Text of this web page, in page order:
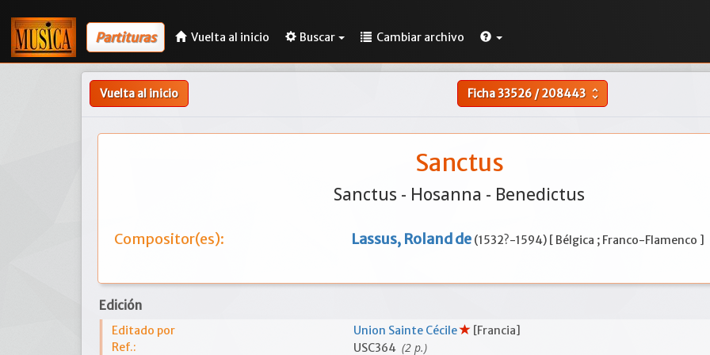
Partituras Vuelta al inicio Buscar Cambiar archivo
Vuelta al inicio Ficha33526/208443 unfold_more
Sanctus
Sanctus - Hosanna - Benedictus
Compositor(es): Lassus, Roland de (1532?-1594) [ Bélgica ; Franco-Flamenco ]
Edición
Editado por Union Sainte Cécile
[Francia]
Ref.:
USC364 (2 p.)